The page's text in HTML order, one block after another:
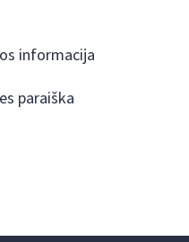
informacija
paraiška